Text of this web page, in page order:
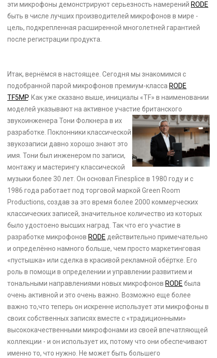
эти микрофоны демонстрируют серьезность намерений RODE
быть в числе лучших производителей микрофонов в мире -
цель, подкрепленная расширенной многолетней гарантией
после регистрации продукта.
Итак, вернёмся в настоящее. Сегодня мы знакомимся с
подобранной парой микрофонов премиум-класса RODE
TF5MP. Как уже сказано выше, инициалы «TF» в наименовании
моделей указывают на активное участие британского
звукоинженера Тони Фолкнера в их
разработке. Поклонники классической
звукозаписи давно хорошо знают это
имя. Тони был инженером по записи,
монтажу и мастерингу классической
музыки более 30 лет. Он основал Finesplice в 1980 году и с
1986 года работает под торговой маркой Green Room
Productions, создав за это время более 2000 коммерческих
классических записей, значительное количество из которых
было удостоено высших наград. Так что его участие в
разработке микрофонов RODE действительно примечательно
и определённо намного больше, чем просто маркетинговая
«пустышка» или сделка в красивой рекламной обёртке. Его
роль в помощи в определении и управлении развитием и
тональными направлениями новых микрофонов RODE была
очень активной и это очень важно. Возможно еще более
важно то,что теперь он искренне использует эти микрофоны в
своих собственных записях вместе с «традиционными»
высококачественными микрофонами из своей впечатляющей
коллекции - и он использует их, потому что они обеспечивают
именно то, что нужно. Не может быть большего